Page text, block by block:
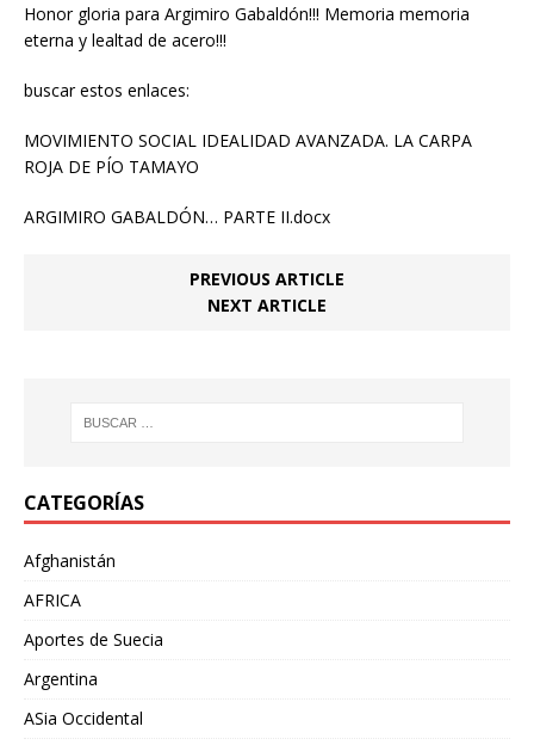
Honor gloria para Argimiro Gabaldón!!! Memoria memoria
eterna y lealtad de acero!!!
buscar estos enlaces:
MOVIMIENTO SOCIAL IDEALIDAD AVANZADA. LA CARPA
ROJA DE PÍO TAMAYO
ARGIMIRO GABALDÓN… PARTE II.docx
PREVIOUS ARTICLE
NEXT ARTICLE
CATEGORÍAS
Afghanistán
AFRICA
Aportes de Suecia
Argentina
ASia Occidental